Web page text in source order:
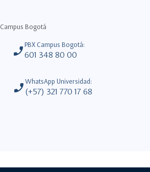
Campus Bogotá
phone_enabledPBX Campus Bogotá:
601 348 80 00
phone_enabled WhatsApp Universidad:
(+57) 321 770 17 68